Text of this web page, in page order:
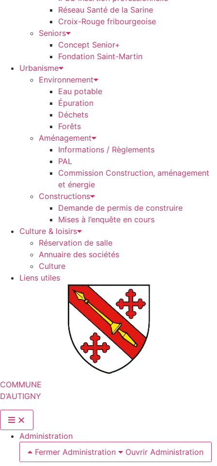
Réseau Santé de la Sarine
Croix-Rouge fribourgeoise
Seniors
Concept Senior+
Fondation Saint-Martin
Urbanisme
Environnement
Eau potable
Épuration
Déchets
Forêts
Aménagement
Informations / Règlements
PAL
Commission Construction, aménagement
et énergie
Constructions
Demande de permis de construire
Mises à l’enquête en cours
Culture & loisirs
Réservation de salle
Annuaire des sociétés
Culture
Liens utiles
COMMUNE
D’AUTIGNY
Administration
Fermer Administration
Ouvrir Administration